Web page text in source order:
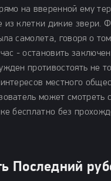
на вверенной ему
клетки дикие звери.
самолета, говоря о
- остановить
противостоять не
местного
может смотреть
бесплатно без
Последний